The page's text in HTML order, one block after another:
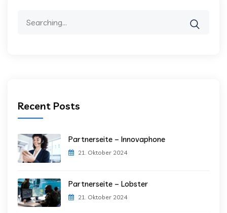
Recent Posts
Partnerseite – Innovaphone
21. Oktober 2024
Partnerseite – Lobster
21. Oktober 2024